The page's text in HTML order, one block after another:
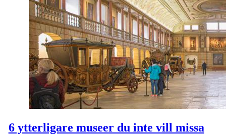
6 ytterligare museer du inte vill missa